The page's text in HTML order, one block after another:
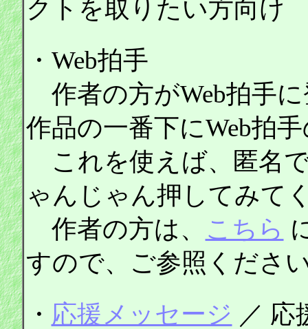
クトを取りたい方向け
・Web拍手
作者の方がWeb拍手
作品の一番下にWeb拍
これを使えば、匿名
ゃんじゃん押してみて
作者の方は、
こちら
すので、ご参照くださ
・ 応援メッセージ ／ 応